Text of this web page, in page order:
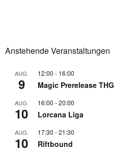
Anstehende Veranstaltungen
AUG.
9
12:00 - 16:00
Magic Prerelease THG
AUG.
10
16:00 -20:00
Lorcana Liga
AUG.
10
17:30 -21:30
Riftbound